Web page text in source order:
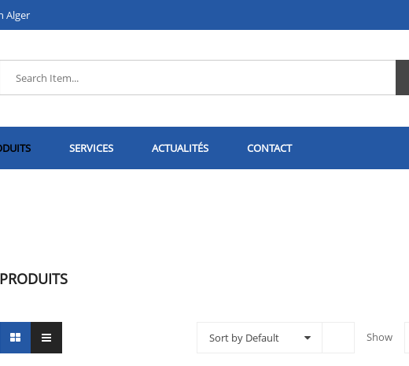
Alger
SERVICES ACTUALITÉS CONTACT
PRODUITS
Sort by Default Show